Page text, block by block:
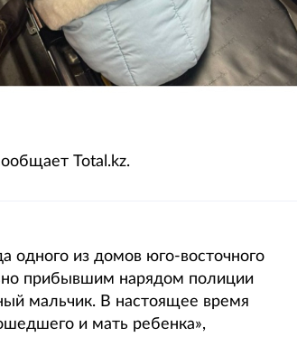
Total.kz.
одного из домов юго-восточного
прибывшим нарядом полиции
мальчик. В настоящее время
и мать ребенка»,